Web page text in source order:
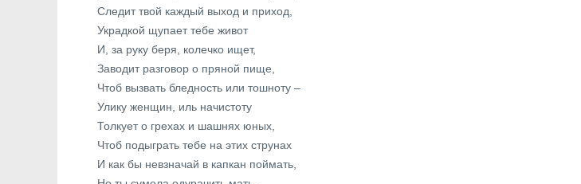
Следит твой каждый выход и приход,
Украдкой щупает тебе живот
И, за руку беря, колечко ищет,
Заводит разговор о пряной пище,
Чтоб вызвать бледность или тошноту –
Улику женщин, иль начистоту
Толкует о грехах и шашнях юных,
Чтоб подыграть тебе на этих струнах
И как бы невзначай в капкан поймать,